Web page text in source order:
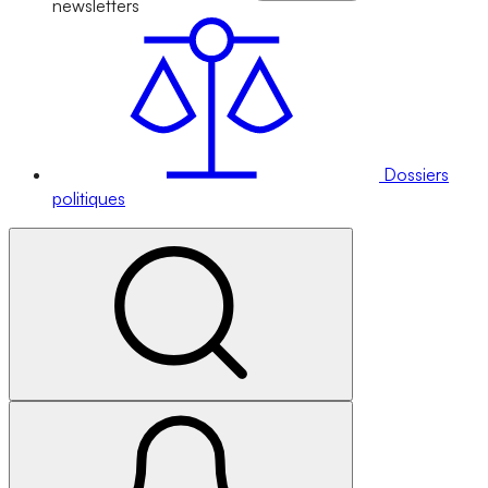
newsletters
Dossiers
politiques